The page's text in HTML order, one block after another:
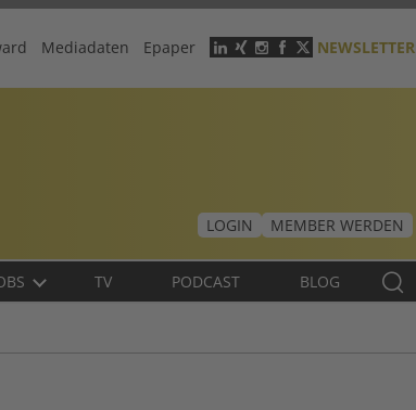
Header
menu
Mediadaten Epaper NEWSLETTER
LOGIN
MEMBER WERDEN
TV PODCAST BLOG